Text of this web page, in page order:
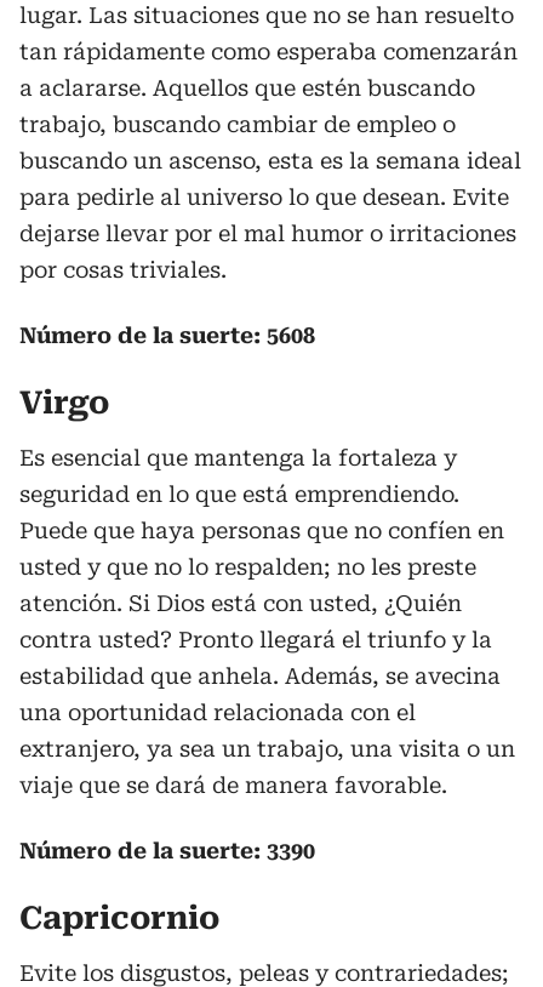
lugar. Las situaciones que no se han resuelto
tan rápidamente como esperaba comenzarán
a aclararse. Aquellos que estén buscando
trabajo, buscando cambiar de empleo o
buscando un ascenso, esta es la semana ideal
para pedirle al universo lo que desean. Evite
dejarse llevar por el mal humor o irritaciones
por cosas triviales.
Número de la suerte: 5608
Virgo
Es esencial que mantenga la fortaleza y
seguridad en lo que está emprendiendo.
Puede que haya personas que no confíen en
usted y que no lo respalden; no les preste
atención. Si Dios está con usted, ¿Quién
contra usted? Pronto llegará el triunfo y la
estabilidad que anhela. Además, se avecina
una oportunidad relacionada con el
extranjero, ya sea un trabajo, una visita o un
viaje que se dará de manera favorable.
Número de la suerte: 3390
Capricornio
Evite los disgustos, peleas y contrariedades;